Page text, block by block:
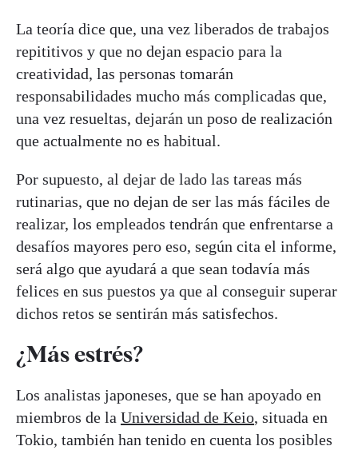
La teoría dice que, una vez liberados de trabajos
repititivos y que no dejan espacio para la
creatividad, las personas tomarán
responsabilidades mucho más complicadas que,
una vez resueltas, dejarán un poso de realización
que actualmente no es habitual.
Por supuesto, al dejar de lado las tareas más
rutinarias, que no dejan de ser las más fáciles de
realizar, los empleados tendrán que enfrentarse a
desafíos mayores pero eso, según cita el informe,
será algo que ayudará a que sean todavía más
felices en sus puestos ya que al conseguir superar
dichos retos se sentirán más satisfechos.
¿Más estrés?
Los analistas japoneses, que se han apoyado en
miembros de la Universidad de Keio, situada en
Tokio, también han tenido en cuenta los posibles